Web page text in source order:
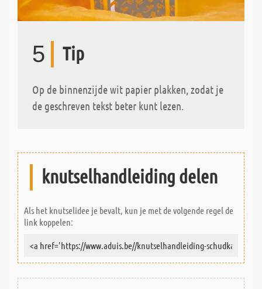
5 Tip
Op de binnenzijde wit papier plakken, zodat je
de geschreven tekst beter kunt lezen.
knutselhandleiding delen
Als het knutselidee je bevalt, kun je met de volgende regel de
link koppelen: